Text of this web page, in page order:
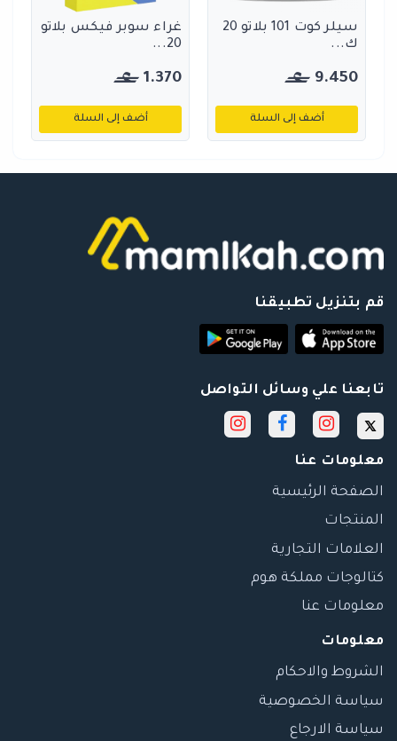
سيلر كوت 101 بلاتو 20
ك...
9.450
أضف إلى السلة
غراء سوبر فيكس بلاتو
20...
1.370
أضف إلى السلة
قم بتنزيل تطبيقنا
تابعنا علي وسائل التواصل
معلومات عنا
الصفحة الرئيسية
المنتجات
العلامات التجارية
كتالوجات مملكة هوم
معلومات عنا
معلومات
الشروط والاحكام
سياسة الخصوصية
سياسة الارجاع